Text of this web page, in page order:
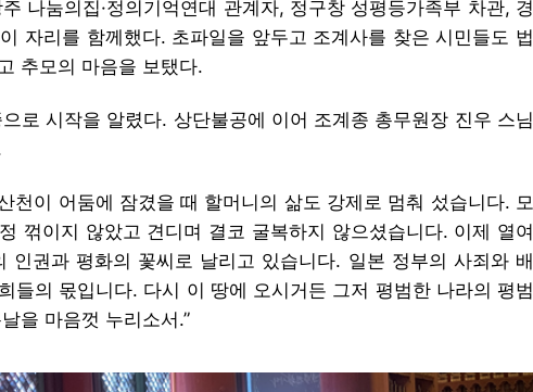
나눔의집·정의기억연대 관계자, 정구창 성평등가족부 차관, 경
자리를 함께했다. 초파일을 앞두고 조계사를 찾은 시민들도 법
추모의 마음을 보탰다.
로 시작을 알렸다. 상단불공에 이어 조계종 총무원장 진우 스님
천이 어둠에 잠겼을 때 할머니의 삶도 강제로 멈춰 섰습니다. 모
꺾이지 않았고 견디며 결코 굴복하지 않으셨습니다. 이제 열여
인권과 평화의 꽃씨로 날리고 있습니다. 일본 정부의 사죄와 배
들의 몫입니다. 다시 이 땅에 오시거든 그저 평범한 나라의 평범
을 마음껏 누리소서.”